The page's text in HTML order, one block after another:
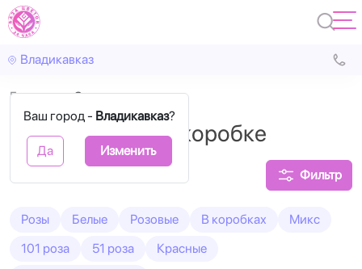
Владикавказ
Ваш город - Владикавказ?
Да Изменить
Главная Сердца
Сердце из роз в коробке
Фильтр
Розы Белые Розовые В коробках
Микс
101 роза
51 роза
Красные